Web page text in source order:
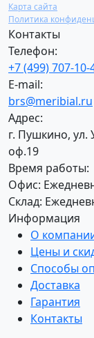
Карта сайта
Политика
Информация
О
Цены и
Способы
Доставка
Гарантия
Контакты
Контакты
Телефон:
+7 (499) 707-10-
E-mail:
brs@meribial.ru
Адрес:
г. Пушкино, ул.
оф.19
Время работы:
Офис:
Склад: